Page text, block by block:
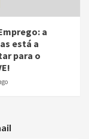
a
está a
para o